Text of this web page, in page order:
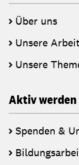
Über uns
Unsere
Unsere
Aktiv werden
Spenden &